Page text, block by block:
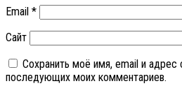
Email *
Сайт
Сохранить моё имя, email и адрес
последующих моих комментариев.